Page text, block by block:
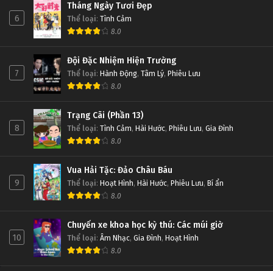
6
Tháng Ngày Tươi Đẹp
Thể loại: Tình Cảm
8.0
7
Đội Đặc Nhiệm Hiện Trường
Thể loại: Hành Động, Tâm Lý, Phiêu Lưu
8.0
8
Trạng Cãi (Phần 13)
Thể loại: Tình Cảm, Hài Hước, Phiêu Lưu, Gia Đình
8.0
9
Vua Hải Tặc: Đảo Châu Báu
Thể loại: Hoạt Hình, Hài Hước, Phiêu Lưu, Bí ẩn
8.0
10
Chuyến xe khoa học kỳ thú: Các múi giờ
Thể loại: Âm Nhạc, Gia Đình, Hoạt Hình
8.0